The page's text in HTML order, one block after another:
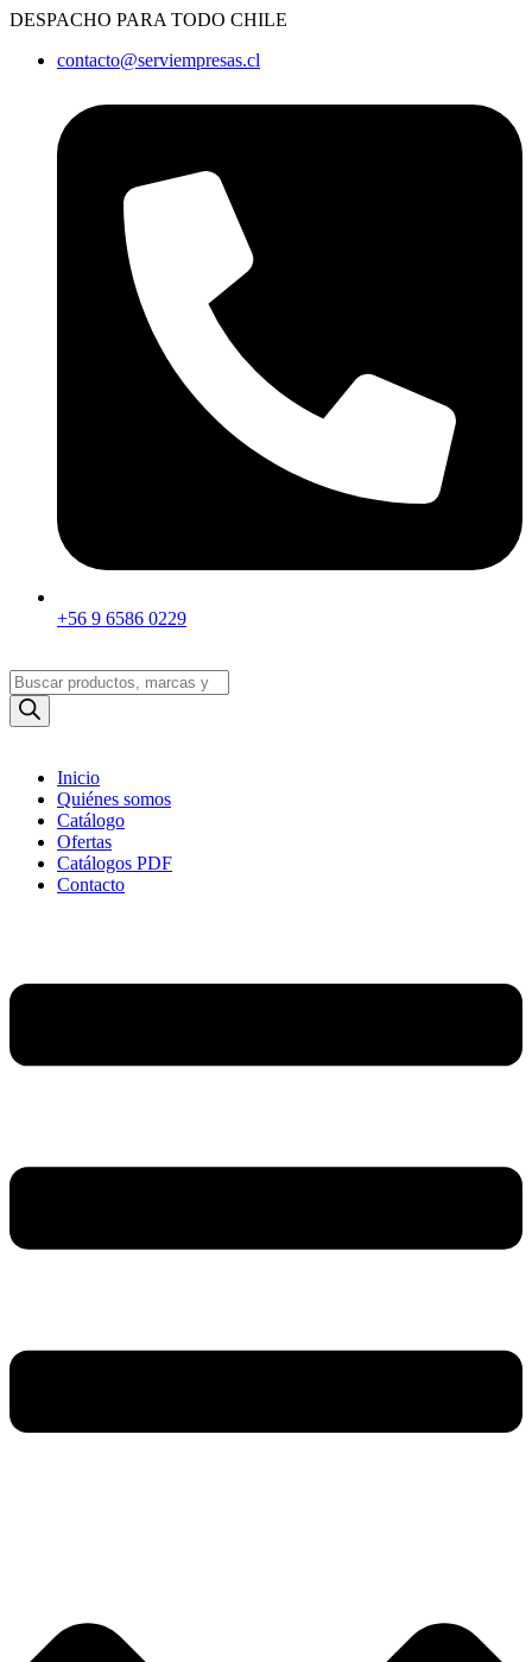
Ir
contenido
DESPACHO PARA TODO CHILE
contacto@serviempresas.cl
+56 9 6586 0229
Búsqueda
de
productos
Inicio
Quiénes somos
Catálogo
Ofertas
Catálogos PDF
Contacto